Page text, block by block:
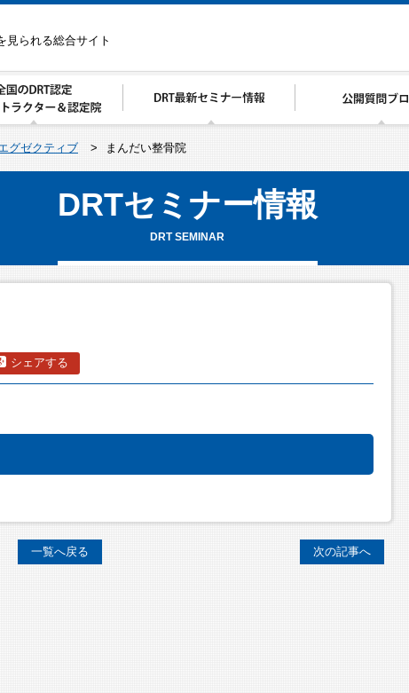
見られる総合サイト
グゼクティブ > まんだい整骨院
DRTセミナー情報
DRT SEMINAR
シェアする
一覧へ戻る 次の記事へ